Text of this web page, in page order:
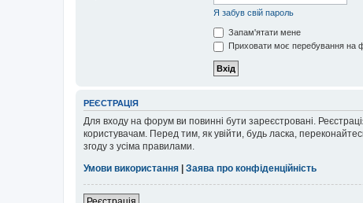
Я забув свій пароль
Запам'ятати мене
Приховати моє перебування на
РЕЄСТРАЦІЯ
Для входу на форум ви повинні бути зареєстровані.
користувачам. Перед тим, як увійти, будь ласка,
згоду з усіма правилами.
Умови використання
Заява про конфіденційність